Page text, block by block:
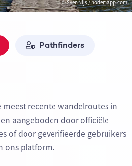
© Sven Nijs / nodemapp.com
Pathfinders
meest recente wandelroutes in
aangeboden door officiële
of door geverifieerde gebruikers
ons platform.